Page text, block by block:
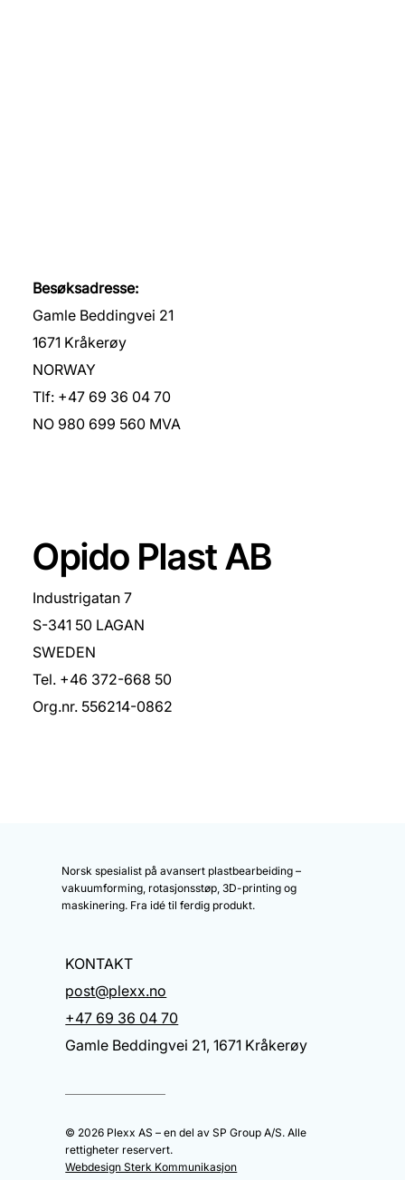
Besøksadresse:
Gamle Beddingvei 21
1671 Kråkerøy
NORWAY
Tlf: +47 69 36 04 70
NO 980 699 560 MVA
Opido Plast AB
Industrigatan 7
S-341 50 LAGAN
SWEDEN
Tel. +46 372-668 50
Org.nr. 556214-0862
Norsk spesialist på avansert plastbearbeiding –
vakuumforming, rotasjonsstøp, 3D-printing og
maskinering. Fra idé til ferdig produkt.
KONTAKT
post@plexx.no
+47 69 36 04 70
Gamle Beddingvei 21, 1671 Kråkerøy
© 2026 Plexx AS – en del av SP Group A/S. Alle
rettigheter reservert.
Webdesign Sterk Kommunikasjon